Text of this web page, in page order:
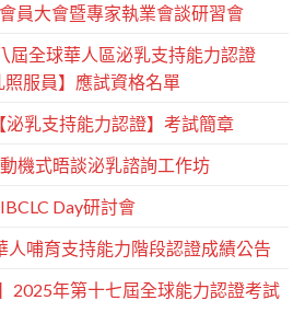
員大會暨專家執業會談研習會
屆全球華人區泌乳支持能力認證
照服員】應試資格名單
乳支持能力認證】考試簡章
機式晤談泌乳諮詢工作坊
Day研討會
人哺育支持能力階段認證成績公告
2025年第十七屆全球能力認證考試